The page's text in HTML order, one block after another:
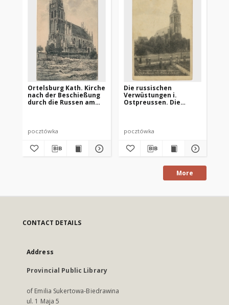
Ortelsburg Kath. Kirche
nach der Beschießung
durch die Russen am
pocztówka
Die russischen
Verwüstungen i.
Ostpreussen. Die
pocztówka
More
CONTACT DETAILS
Address
Provincial Public Library
of Emilia Sukertowa-Biedrawina
ul. 1 Maja 5